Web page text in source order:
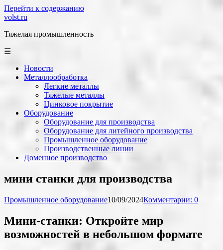
Перейти к содержанию
volst.ru
Тяжелая промышленность
☰
Новости
Металлообработка
Легкие металлы
Тяжелые металлы
Цинковое покрытие
Оборудование
Оборудование для производства
Оборудование для литейного производства
Промышленное оборудование
Производственные линии
Доменное производство
мини станки для производства
Промышленное оборудование10/09/2024Комментарии: 0
Мини-станки: Откройте мир
возможностей в небольшом формате